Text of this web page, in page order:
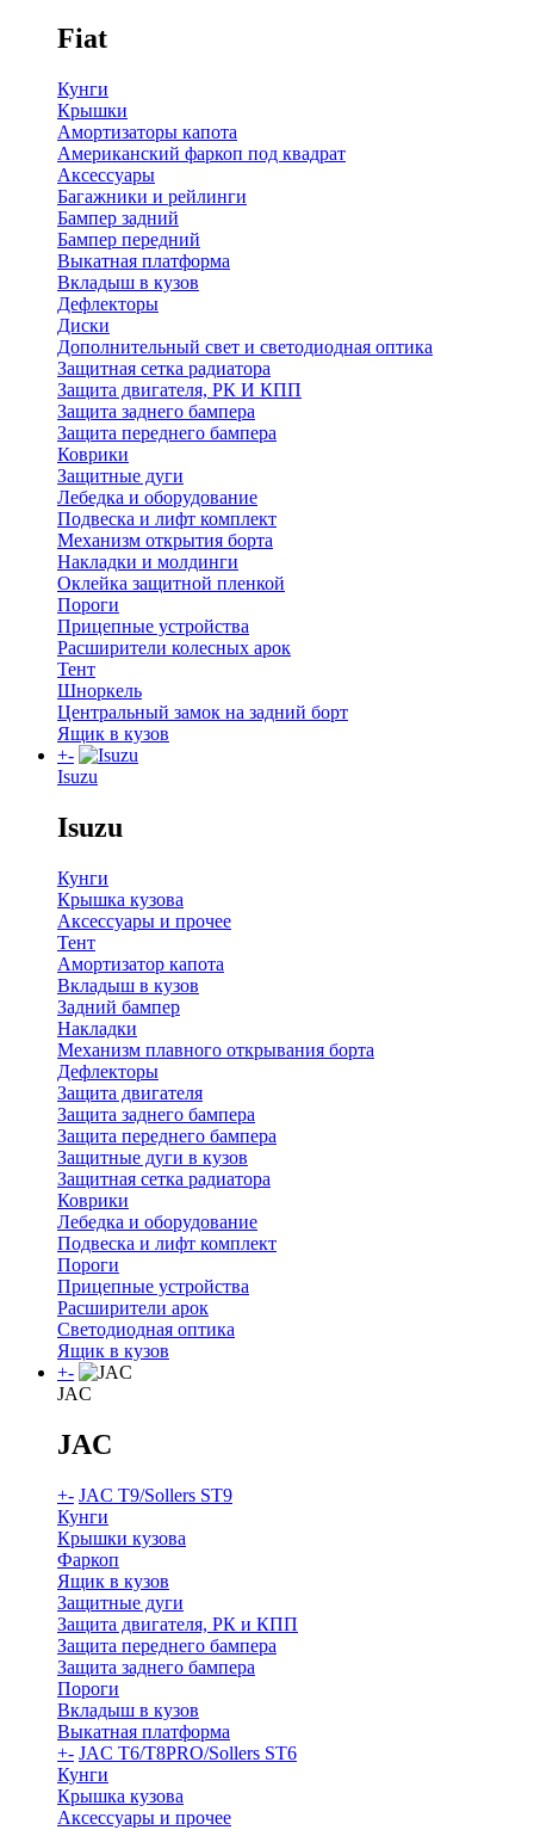
Fiat
Кунги
Крышки
Амортизаторы капота
Американский фаркоп под квадрат
Аксессуары
Багажники и рейлинги
Бампер задний
Бампер передний
Выкатная платформа
Вкладыш в кузов
Дефлекторы
Диски
Дополнительный свет и светодиодная оптика
Защитная сетка радиатора
Защита двигателя, РК И КПП
Защита заднего бампера
Защита переднего бампера
Коврики
Защитные дуги
Лебедка и оборудование
Подвеска и лифт комплект
Механизм открытия борта
Накладки и молдинги
Оклейка защитной пленкой
Пороги
Прицепные устройства
Расширители колесных арок
Тент
Шноркель
Центральный замок на задний борт
Ящик в кузов
+-
Isuzu
Isuzu
Кунги
Крышка кузова
Аксессуары и прочее
Тент
Амортизатор капота
Вкладыш в кузов
Задний бампер
Накладки
Механизм плавного открывания борта
Дефлекторы
Защита двигателя
Защита заднего бампера
Защита переднего бампера
Защитные дуги в кузов
Защитная сетка радиатора
Коврики
Лебедка и оборудование
Подвеска и лифт комплект
Пороги
Прицепные устройства
Расширители арок
Светодиодная оптика
Ящик в кузов
+-
JAC
JAC
+- JAC T9/Sollers ST9
Кунги
Крышки кузова
Фаркоп
Ящик в кузов
Защитные дуги
Защита двигателя, РК и КПП
Защита переднего бампера
Защита заднего бампера
Пороги
Вкладыш в кузов
Выкатная платформа
+- JAC T6/T8PRO/Sollers ST6
Кунги
Крышка кузова
Аксессуары и прочее